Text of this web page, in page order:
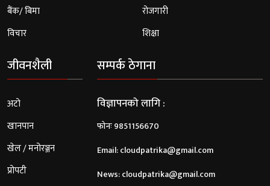
बैंक/ बिमा
विचार
रोजगारी
शिक्षा
जीवनशैली
अटो
खानपान
खेल / मनोरञ्जन
प्रोपटी
सम्पर्क ठेगाना
विज्ञापनको लागि :
फोनः 9851156670
Email:cloudpatrika@gmail.com
News:cloudpatrika@gmail.com